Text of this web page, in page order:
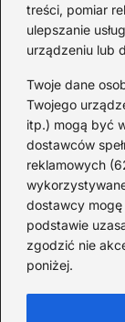
treści, pomiar
ulepszanie
urządzeniu lub
Twoje dane
Twojego
itp.) mogą być
dostawców
reklamowych
dostawcy
podstawie
zgodzić nie
poniżej.